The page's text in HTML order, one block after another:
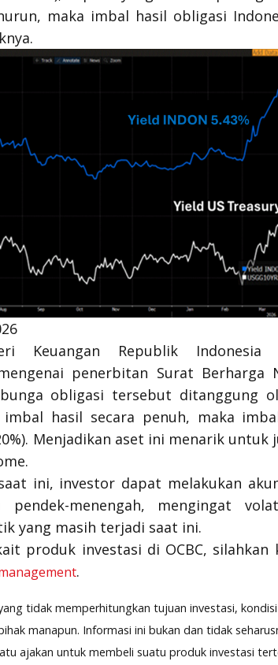
maka imbal hasil obligasi
Keuangan Republik Indonesia
penerbitan Surat Berharga
obligasi tersebut ditanggung
hasil secara penuh, maka
Menjadikan aset ini menarik untuk
.
ini, investor dapat melakukan
menengah, mengingat
yang masih terjadi saat ini.
produk investasi di OCBC,
.
tidak memperhitungkan tujuan investasi,
manapun. Informasi ini bukan dan tidak
ajakan untuk membeli suatu produk investasi